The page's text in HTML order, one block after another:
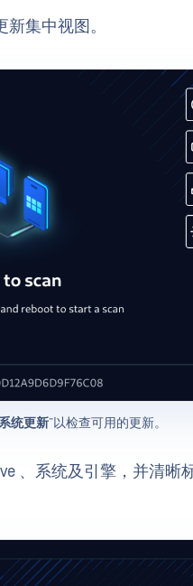
集中视图。
统更新”以检查可用的更新。
、系统及引擎，并清晰